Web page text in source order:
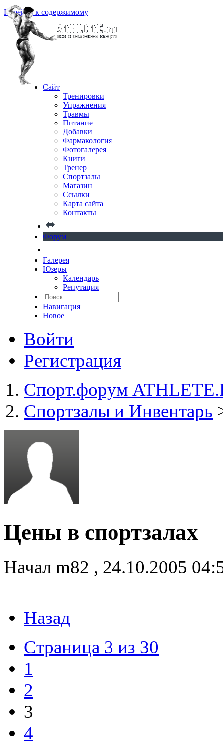
Перейти к содержимому
Сайт
Тренировки
Упражнения
Травмы
Питание
Добавки
Фармакология
Фотогалерея
Книги
Тренер
Спортзалы
Магазин
Ссылки
Карта сайта
Контакты
Форум
Галерея
Юзеры
Календарь
Репутация
Навигация
Новое
Войти
Регистрация
Спорт.форум
Спортзалы и Инвентарь
Цены в спортзалах
Начал m82 , 24.10.2005
Назад
Страница 3 из 30
1
2
3
4